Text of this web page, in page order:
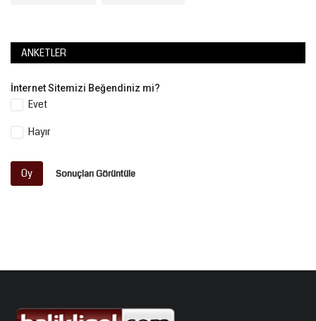
ANKETLER
İnternet Sitemizi Beğendiniz mi?
Evet
Hayır
Oy Sonuçları Görüntüle